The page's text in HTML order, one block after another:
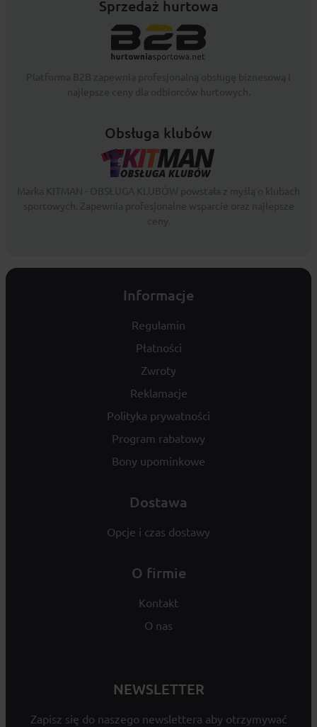
Sprzedaż hurtowa
Obsługa klubów
Informacje
Regulamin
Płatności
Zwroty
Reklamacje
Polityka prywatności
Program rabatowy
Bony upominkowe
Dostawa
Opcje i czas dostawy
O firmie
Kontakt
O nas
NEWSLETTER
Zapisz się do naszego newslettera aby otrzymywać